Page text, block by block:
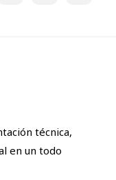
técnica,
en un todo